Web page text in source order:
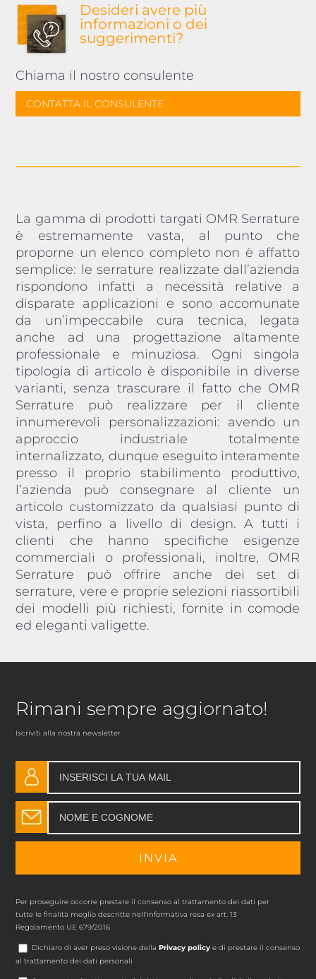
Desideri avere più
informazioni o dei
suggerimenti?
Chiama il nostro consulente
CONTATTA IL CONSULENTE
La gamma di prodotti targati OMR Serrature
è estremamente vasta, al punto che
proporne un elenco completo non è affatto
semplice: le serrature realizzate dall’azienda
rispondono infatti a necessità relative a
disparate applicazioni e sono accomunate
da un’impeccabile cura tecnica, legata
anche ad una progettazione altamente
professionale e minuziosa. Ogni singola
tipologia di articolo è disponibile in diverse
varianti, senza trascurare il fatto che OMR
Serrature può realizzare per il cliente
innumerevoli personalizzazioni: avendo un
approccio industriale totalmente
internalizzato, dunque eseguito interamente
presso il proprio stabilimento produttivo,
l’azienda può consegnare al cliente un
articolo customizzato da qualsiasi punto di
vista, perfino a livello di design. A tutti i
clienti che hanno specifiche esigenze
commerciali o professionali, inoltre, OMR
Serrature può offrire anche dei set di
serrature, vere e proprie selezioni riassortibili
dei modelli più richiesti, fornite in comode
ed eleganti valigette.
Rimani sempre aggiornato!
Iscriviti alla nostra newsletter
Per proseguire occorre prestare il consenso al trattamento dei dati per
tutte le finalità meglio descritte nell'informativa resa ex art. 13
Regolamento UE 679/2016
Dichiaro di aver preso visione dellaPrivacy policy e di prestare il consenso
al trattamento dei dati personali